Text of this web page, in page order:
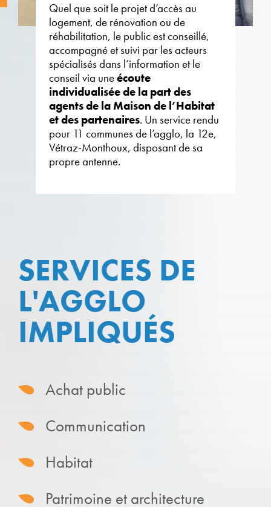
Quel que soit le projet d’accès au
logement, de rénovation ou de
réhabilitation, le public est conseillé,
accompagné et suivi par les acteurs
spécialisés dans l’information et le
conseil via uneécoute
individualisée de la part des
agents de la Maison de l’Habitat
et des partenaires. Un service rendu
pour 11 communes de l’agglo, la 12e,
Vétraz-Monthoux, disposant de sa
propre antenne.
SERVICES DE
L'AGGLO
IMPLIQUÉS
Achat public
Communication
Habitat
Patrimoine et architecture